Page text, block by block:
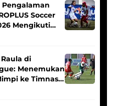
Pengalaman
Soccer
Mengikuti
Putri
di
Menemukan
ke Timnas